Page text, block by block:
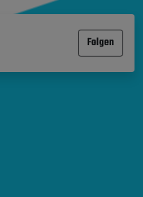
Folgen